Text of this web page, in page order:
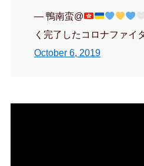
— 鴨南蛮@
く完了したコロナファイ
October 6, 2019